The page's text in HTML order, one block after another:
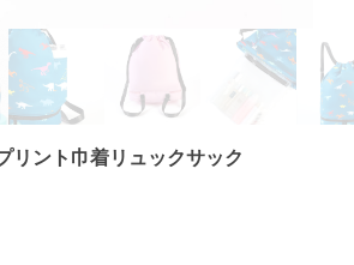
リント巾着リュックサック